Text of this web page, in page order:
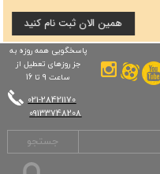
جستجو
​​​​​​​021-28421170
​​​​​​​09133748208
پاسخگویی همه روزه به
جز روزهای تعطیل از
ساعت 9 تا 16
همین الان ثبت نام کنید